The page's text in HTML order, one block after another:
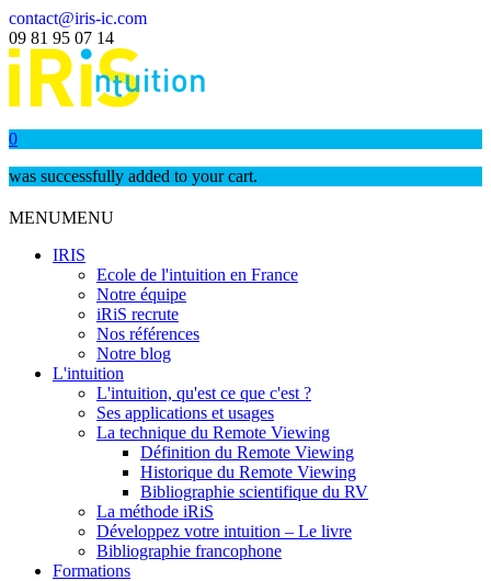
contact@iris-ic.com
09 81 95 07 14
0
was successfully added to your cart.
MENUMENU
IRIS
Ecole de l'intuition en France
Notre équipe
iRiS recrute
Nos références
Notre blog
L'intuition
L'intuition, qu'est ce que c'est ?
Ses applications et usages
La technique du Remote Viewing
Définition du Remote Viewing
Historique du Remote Viewing
Bibliographie scientifique du RV
La méthode iRiS
Développez votre intuition – Le livre
Bibliographie francophone
Formations